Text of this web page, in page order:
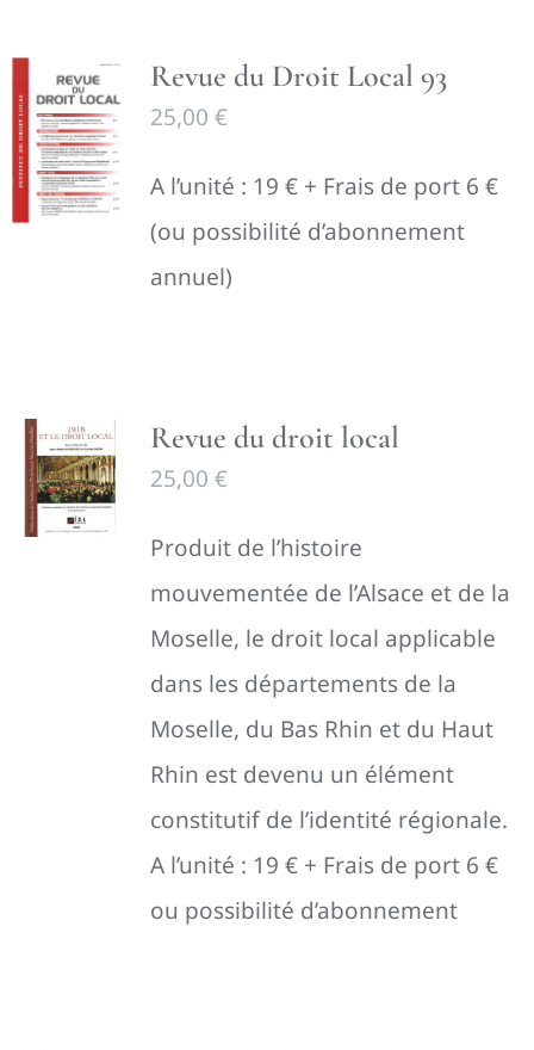
Revue du Droit Local 93
25,00 €
A l’unité : 19 € + Frais de port 6 €
(ou possibilité d’abonnement
annuel)
Revue du droit local
25,00 €
Produit de l’histoire
mouvementée de l’Alsace et de la
Moselle, le droit local applicable
dans les départements de la
Moselle, du Bas Rhin et du Haut
Rhin est devenu un élément
constitutif de l’identité régionale.
A l’unité : 19 € + Frais de port 6 €
ou possibilité d’abonnement